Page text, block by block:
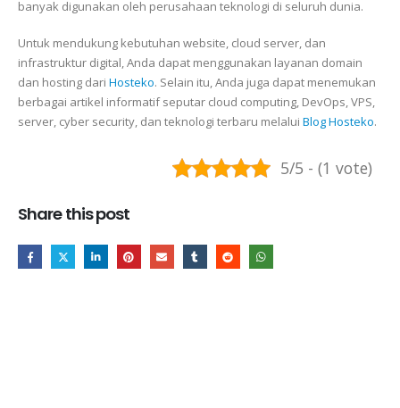
banyak digunakan oleh perusahaan teknologi di seluruh dunia.
Untuk mendukung kebutuhan website, cloud server, dan
infrastruktur digital, Anda dapat menggunakan layanan domain
dan hosting dari Hosteko. Selain itu, Anda juga dapat menemukan
berbagai artikel informatif seputar cloud computing, DevOps, VPS,
server, cyber security, dan teknologi terbaru melalui Blog Hosteko.
5/5 - (1 vote)
Share this post